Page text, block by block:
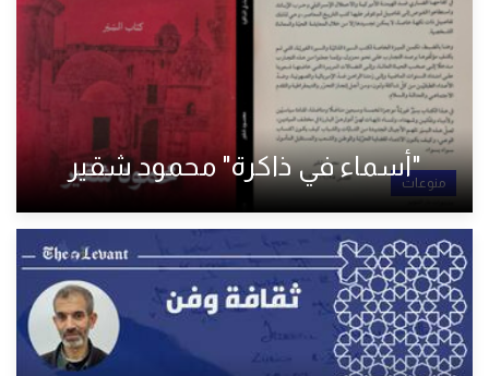
منوعات
"أسماء في ذاكرة" محمود شقير